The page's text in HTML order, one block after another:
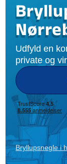
Udfyld en
private og
Bryllupsnegle i